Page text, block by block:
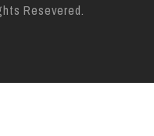
Resevered.